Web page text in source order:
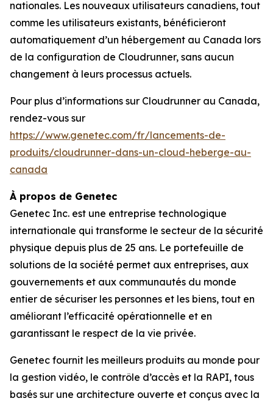
nationales. Les nouveaux utilisateurs canadiens, tout
comme les utilisateurs existants, bénéficieront
automatiquement d’un hébergement au Canada lors
de la configuration de Cloudrunner, sans aucun
changement à leurs processus actuels.
Pour plus d’informations sur Cloudrunner au Canada,
rendez-vous sur
https://www.genetec.com/fr/lancements-de-
produits/cloudrunner-dans-un-cloud-heberge-au-
canada
À propos de Genetec
Genetec Inc. est une entreprise technologique
internationale qui transforme le secteur de la sécurité
physique depuis plus de 25 ans. Le portefeuille de
solutions de la société permet aux entreprises, aux
gouvernements et aux communautés du monde
entier de sécuriser les personnes et les biens, tout en
améliorant l’efficacité opérationnelle et en
garantissant le respect de la vie privée.
Genetec fournit les meilleurs produits au monde pour
la gestion vidéo, le contrôle d’accès et la RAPI, tous
basés sur une architecture ouverte et conçus avec la